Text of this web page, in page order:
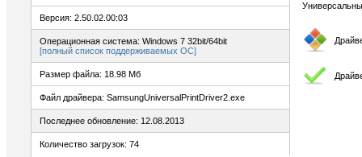
Версия: 2.50.02.00:03
Операционная система: Windows 7 32bit/64bit
[полный список поддерживаемых ОС]
Размер файла: 18.98 Мб
Файл драйвера: SamsungUniversalPrintDriver2.exe
Последнее обновление: 12.08.2013
Количество загрузок: 74